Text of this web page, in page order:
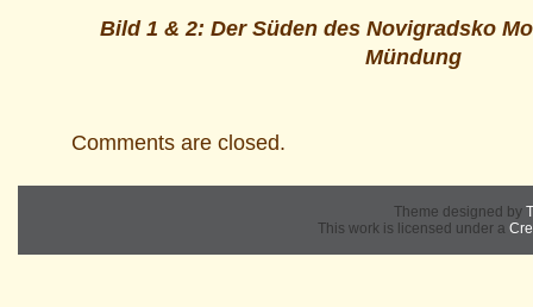
Bild 1 & 2: Der Süden des Novigradsko
Mündung
Comments are closed.
Theme designed by
This work is licensed under a